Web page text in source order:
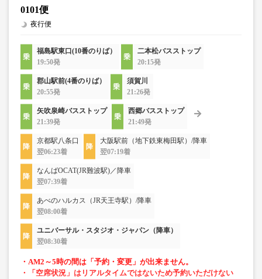
0101便
夜行便
福島駅東口(10番のりば）
19:50発
二本松バスストップ
20:15発
郡山駅前(4番のりば）
20:55発
須賀川
21:26発
矢吹泉崎バスストップ
21:39発
西郷バスストップ
21:49発
京都駅八条口
翌06:23着
大阪駅前（地下鉄東梅田駅）/降車
翌07:19着
なんばOCAT(JR難波駅)／降車
翌07:39着
あべのハルカス（JR天王寺駅）/降車
翌08:00着
ユニバーサル・スタジオ・ジャパン（降車）
翌08:30着
・AM2～5時の間は「予約・変更」が出来ません。
・「空席状況」はリアルタイムではないため予約いただけない